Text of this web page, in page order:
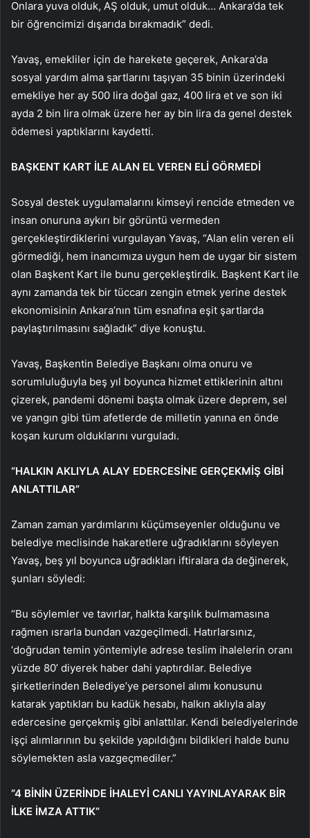
Onlara yuva olduk, AŞ olduk, umut olduk… Ankara’da tek
bir öğrencimizi dışarıda bırakmadık” dedi.
Yavaş, emekliler için de harekete geçerek, Ankara’da
sosyal yardım alma şartlarını taşıyan 35 binin üzerindeki
emekliye her ay 500 lira doğal gaz, 400 lira et ve son iki
ayda 2 bin lira olmak üzere her ay bin lira da genel destek
ödemesi yaptıklarını kaydetti.
BAŞKENT KART İLE ALAN EL VEREN ELİ GÖRMEDİ
Sosyal destek uygulamalarını kimseyi rencide etmeden ve
insan onuruna aykırı bir görüntü vermeden
gerçekleştirdiklerini vurgulayan Yavaş, “Alan elin veren eli
görmediği, hem inancımıza uygun hem de uygar bir sistem
olan Başkent Kart ile bunu gerçekleştirdik. Başkent Kart ile
aynı zamanda tek bir tüccarı zengin etmek yerine destek
ekonomisinin Ankara’nın tüm esnafına eşit şartlarda
paylaştırılmasını sağladık” diye konuştu.
Yavaş, Başkentin Belediye Başkanı olma onuru ve
sorumluluğuyla beş yıl boyunca hizmet ettiklerinin altını
çizerek, pandemi dönemi başta olmak üzere deprem, sel
ve yangın gibi tüm afetlerde de milletin yanına en önde
koşan kurum olduklarını vurguladı.
“HALKIN AKLIYLA ALAY EDERCESİNE GERÇEKMİŞ GİBİ
ANLATTILAR”
Zaman zaman yardımlarını küçümseyenler olduğunu ve
belediye meclisinde hakaretlere uğradıklarını söyleyen
Yavaş, beş yıl boyunca uğradıkları iftiralara da değinerek,
şunları söyledi:
“Bu söylemler ve tavırlar, halkta karşılık bulmamasına
rağmen ısrarla bundan vazgeçilmedi. Hatırlarsınız,
‘doğrudan temin yöntemiyle adrese teslim ihalelerin oranı
yüzde 80’ diyerek haber dahi yaptırdılar. Belediye
şirketlerinden Belediye’ye personel alımı konusunu
katarak yaptıkları bu kadük hesabı, halkın aklıyla alay
edercesine gerçekmiş gibi anlattılar. Kendi belediyelerinde
işçi alımlarının bu şekilde yapıldığını bildikleri halde bunu
söylemekten asla vazgeçmediler.”
“4 BİNİN ÜZERİNDE İHALEYİ CANLI YAYINLAYARAK BİR
İLKE İMZA ATTIK”